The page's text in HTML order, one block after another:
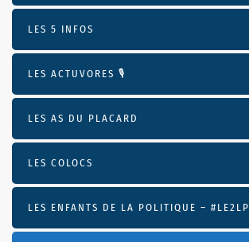
LES 5 INFOS
LES ACTUVORES 🎙
LES AS DU PLACARD
LES COLOCS
LES ENFANTS DE LA POLITIQUE – #LE2LP